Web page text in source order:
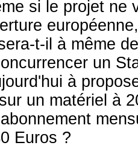
si le projet ne
t-il à même de
un
à
un matériel à
Euros ?